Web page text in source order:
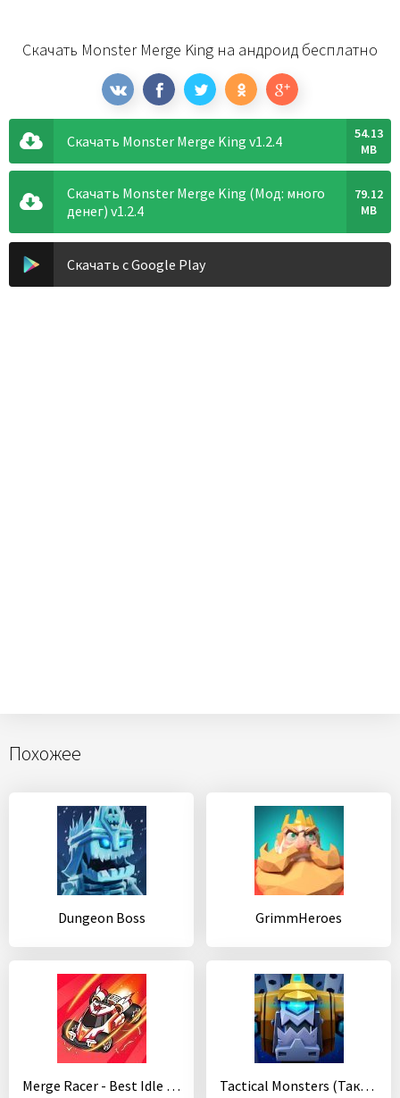
Скачать Monster Merge King на андроид бесплатно
Скачать Monster Merge King v1.2.4
54.13
MB
Скачать Monster Merge King (Мод: много
денег) v1.2.4
79.12
MB
Скачать с Google Play
Похожее
Dungeon Boss GrimmHeroes
Merge Racer - Best Idle Game Tactical Monsters (Тактические Монстры)